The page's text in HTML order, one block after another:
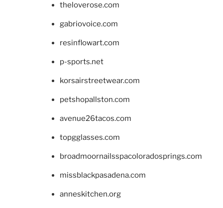
theloverose.com
gabriovoice.com
resinflowart.com
p-sports.net
korsairstreetwear.com
petshopallston.com
avenue26tacos.com
topgglasses.com
broadmoornailsspacoloradosprings.com
missblackpasadena.com
anneskitchen.org